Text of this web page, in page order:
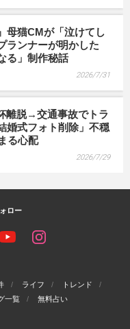
母猫CMが「泣けてし
ランナーが明かした
る」制作秘話
2026/7/31
離脱→交通事故でトラ
婚式フォト削除」不穏
る心配
2026/7/29
ロー
ライフ
トレンド
一覧 無料占い